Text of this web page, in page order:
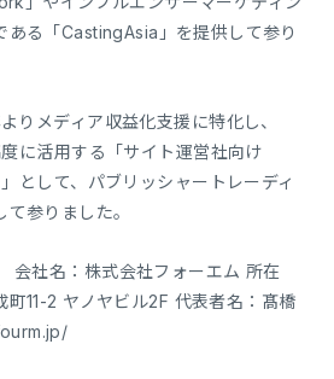
ある「CastingAsia」を提供して参り
りメディア収益化支援に特化し、
に活用する「サイト運営社向け
として、パブリッシャートレーディ
参りました。
会社名：株式会社フォーエム 所在
11-2 ヤノヤビル2F 代表者名：髙橋